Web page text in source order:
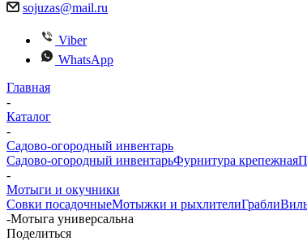
sojuzas@mail.ru
Viber
WhatsApp
Главная
-
Каталог
-
Садово-огородный инвентарь
Садово-огородный инвентарьФурнитура крепежная
-
Мотыги и окучники
Совки посадочныеМотыжки и рыхлителиГрабли
-Мотыга универсальна
Поделиться